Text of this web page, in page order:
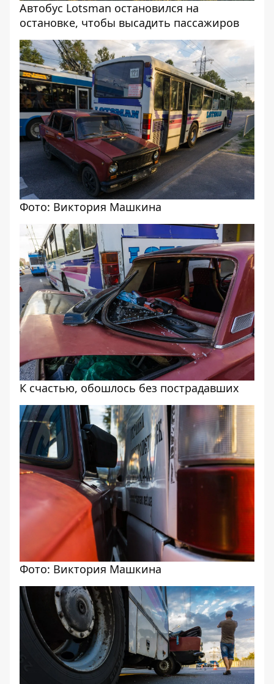
Автобус Lotsman остановился на
остановке, чтобы высадить пассажиров
Фото: Виктория Машкина
К счастью, обошлось без пострадавших
Фото: Виктория Машкина